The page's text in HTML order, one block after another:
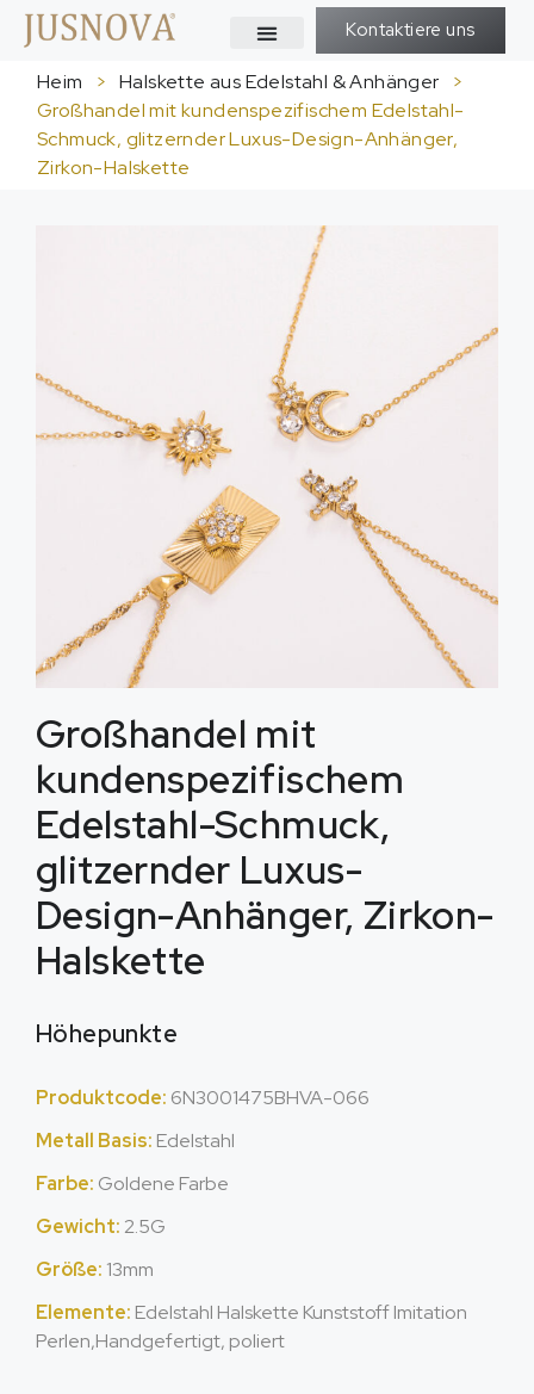
Kontaktiere uns
Heim > Halskette aus Edelstahl & Anhänger
>
Großhandel mit kundenspezifischem Edelstahl-
Schmuck, glitzernder Luxus-Design-Anhänger,
Zirkon-Halskette
Großhandel mit
kundenspezifischem
Edelstahl-Schmuck,
glitzernder Luxus-
Design-Anhänger, Zirkon-
Halskette
Höhepunkte
Produktcode: 6N3001475BHVA-066
Metall Basis: Edelstahl
Farbe: Goldene Farbe
Gewicht: 2.5G
Größe: 13mm
Elemente: Edelstahl Halskette Kunststoff Imitation
Perlen,Handgefertigt, poliert